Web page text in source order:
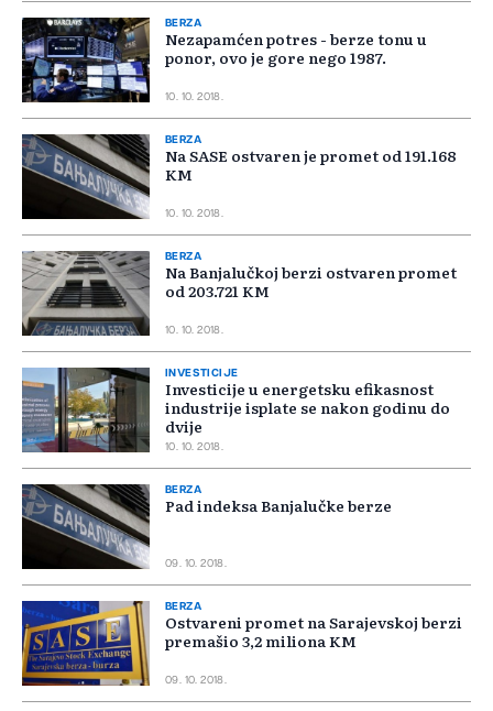
BERZA
Nezapamćen potres - berze tonu u
ponor, ovo je gore nego 1987.
10. 10. 2018.
BERZA
Na SASE ostvaren je promet od 191.168
KM
10. 10. 2018.
BERZA
Na Banjalučkoj berzi ostvaren promet
od 203.721 KM
10. 10. 2018.
INVESTICIJE
Investicije u energetsku efikasnost
industrije isplate se nakon godinu do
dvije
10. 10. 2018.
BERZA
Pad indeksa Banjalučke berze
09. 10. 2018.
BERZA
Ostvareni promet na Sarajevskoj berzi
premašio 3,2 miliona KM
09. 10. 2018.